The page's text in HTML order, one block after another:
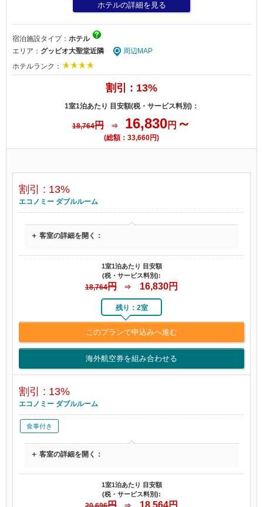
ホテルの詳細を見る
宿泊施設タイプ： ホテル
エリア： グッビオ大聖堂近隣
周辺MAP
ホテルランク：
割引 : 13%
1室1泊あたり 目安額(税・サービス料別)：
18,764円 ⇒ 16,830円 ～
(総額：33,660円)
割引 : 13%
エコノミー ダブルルーム
＋ 客室の詳細を開く：
1室1泊あたり 目安額
(税・サービス料別):
18,764円 ⇒ 16,830円
残り：2室
このプランで申込みへ進む
海外航空券を組み合わせる
割引 : 13%
エコノミー ダブルルーム
食事付き
＋ 客室の詳細を開く：
1室1泊あたり 目安額
(税・サービス料別):
円 18,564円